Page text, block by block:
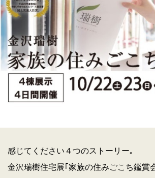
感じてください４つのストーリー｡
金沢瑞樹住宅展｢家族の住みごこち鑑賞